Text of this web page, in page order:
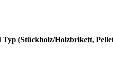
(Stückholz/Holzbrikett,